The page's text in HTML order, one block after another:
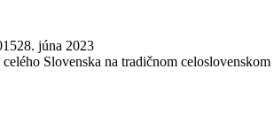
28. júna 2023
Slovenska na tradičnom